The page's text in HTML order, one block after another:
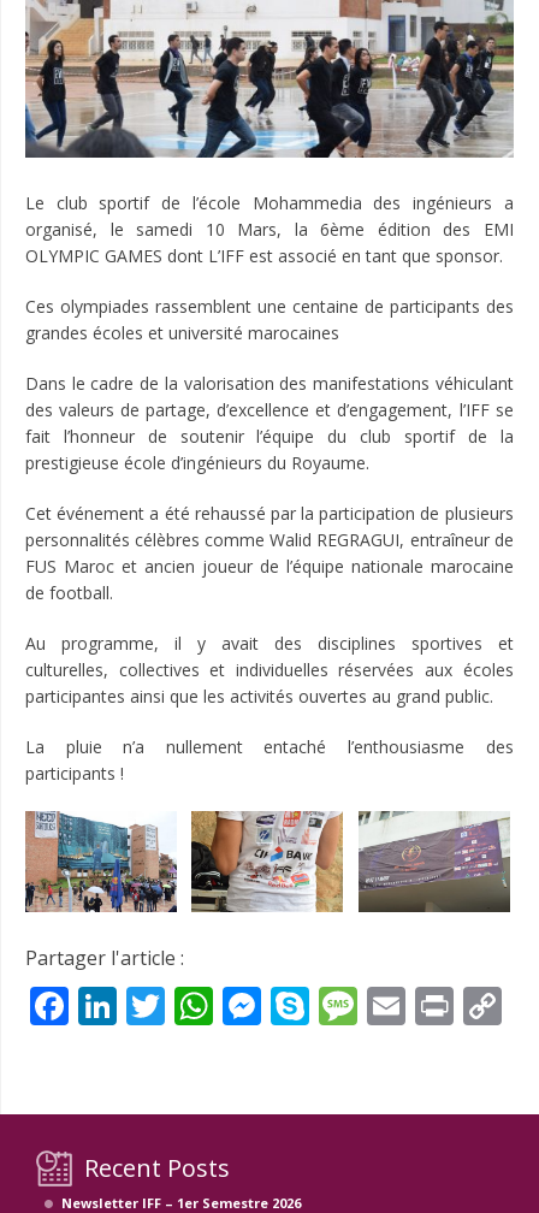
Le club sportif de l’école Mohammedia des ingénieurs a
organisé, le samedi 10 Mars, la 6ème édition des EMI
OLYMPIC GAMES dont L’IFF est associé en tant que sponsor.
Ces olympiades rassemblent une centaine de participants des
grandes écoles et université marocaines
Dans le cadre de la valorisation des manifestations véhiculant
des valeurs de partage, d’excellence et d’engagement, l’IFF se
fait l’honneur de soutenir l’équipe du club sportif de la
prestigieuse école d’ingénieurs du Royaume.
Cet événement a été rehaussé par la participation de plusieurs
personnalités célèbres comme Walid REGRAGUI, entraîneur de
FUS Maroc et ancien joueur de l’équipe nationale marocaine
de football.
Au programme, il y avait des disciplines sportives et
culturelles, collectives et individuelles réservées aux écoles
participantes ainsi que les activités ouvertes au grand public.
La pluie n’a nullement entaché l’enthousiasme des
participants !
Partager l'article :
Facebook
LinkedIn
Twitter
WhatsApp
Messenger
SkypeMessage
EmailPrint
Recent Posts
Newsletter IFF – 1er Semestre 2026